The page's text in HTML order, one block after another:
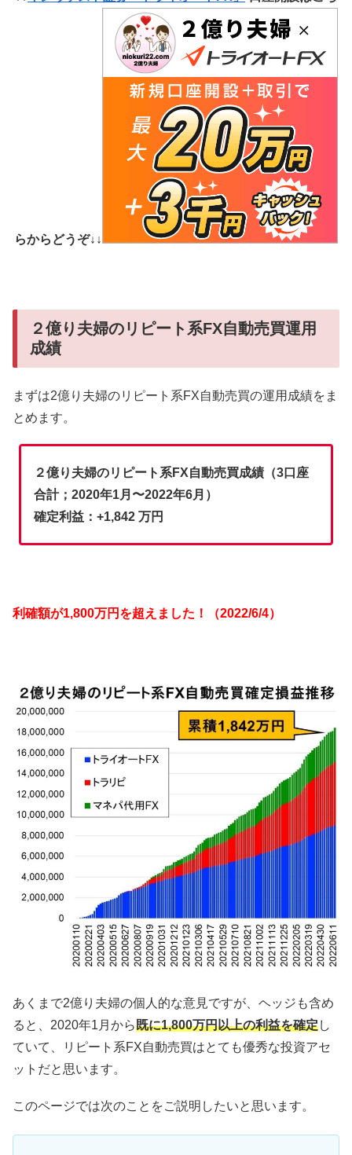
らからどうぞ↓↓
２億り夫婦のリピート系FX自動売買運用
成績
まずは2億り夫婦のリピート系FX自動売買の運用成績をま
とめます。
２億り夫婦のリピート系FX自動売買成績（3口座
合計；2020年1月〜2022年6月）
確定利益：+1,842 万円
利確額が1,800万円を超えました！（2022/6/4）
あくまで2億り夫婦の個人的な意見ですが、ヘッジも含め
ると、2020年1月から既に1,800万円以上の利益を確定し
ていて、リピート系FX自動売買はとても優秀な投資アセ
ットだと思います。
このページでは次のことをご説明したいと思います。